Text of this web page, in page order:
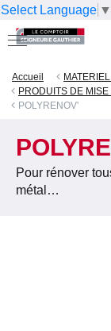
Select Language ▼
Accueil
PRODUITS DE
POLYRENOV'
Pour rénover
métal…